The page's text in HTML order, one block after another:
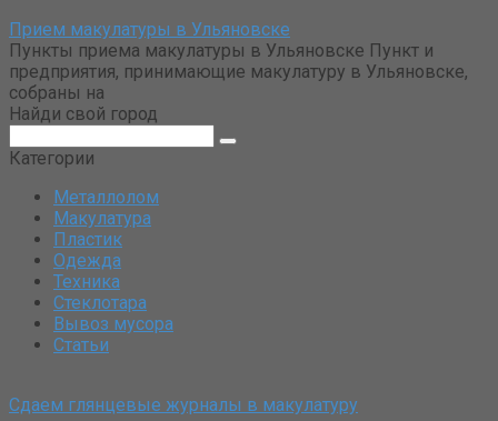
Прием макулатуры в Ульяновске
Пункты приема макулатуры в Ульяновске Пункт и
предприятия, принимающие макулатуру в Ульяновске,
собраны на
Найди свой город
Категории
Металлолом
Макулатура
Пластик
Одежда
Техника
Стеклотара
Вывоз мусора
Статьи
Сдаем глянцевые журналы в макулатуру